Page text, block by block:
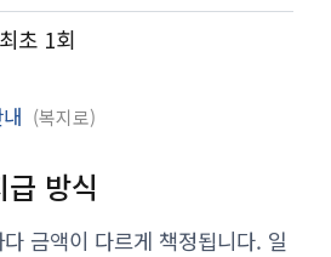
최초 1회
복지로
방식
금액이 다르게 책정됩니다. 일